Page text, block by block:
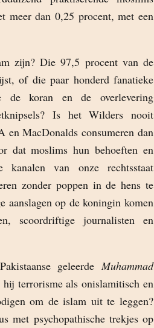
meer dan 0,25 procent, met een
zijn? Die 97,5 procent van de
of die paar honderd fanatieke
de koran en de overlevering
Is het Wilders nooit
MacDonalds consumeren dan
dat moslims hun behoeften en
kanalen van onze rechtsstaat
zonder poppen in de hens te
aanslagen op de koningin komen
scoordriftige journalisten en
geleerdeMuhammad
hij terrorisme als onislamitisch en
om de islam uit te leggen?
met psychopathische trekjes op